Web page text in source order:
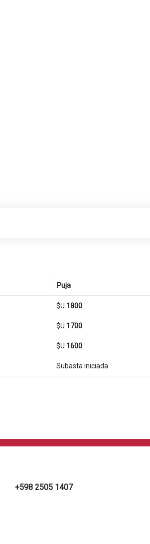
Puja
$U 1800
$U 1700
$U 1600
Subasta iniciada
+598 2505 1407